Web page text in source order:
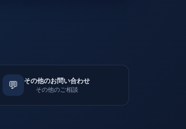
💬 その他のお問い合わせ
その他のご相談